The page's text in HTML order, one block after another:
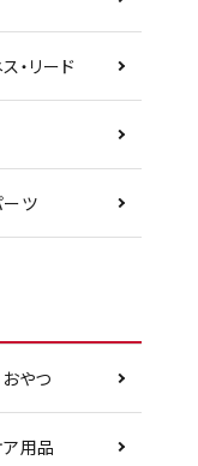
・リード
ーツ
やつ
ア用品